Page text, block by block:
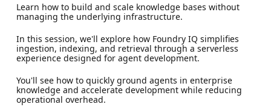
Learn how to build and scale knowledge bases without
managing the underlying infrastructure.
In this session, we'll explore how Foundry IQ simplifies
ingestion, indexing, and retrieval through a serverless
experience designed for agent development.
You'll see how to quickly ground agents in enterprise
knowledge and accelerate development while reducing
operational overhead.